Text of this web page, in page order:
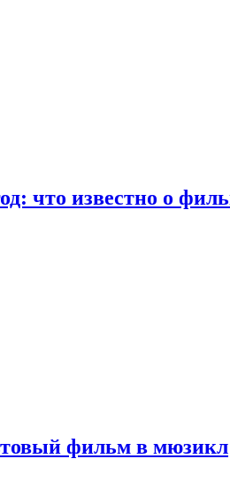
что известно о
фильм в мюзикл